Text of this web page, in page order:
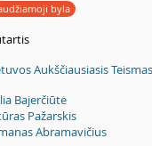
byla
Aukščiausiasis Teismas
Bajerčiūtė
Pažarskis
Abramavičius